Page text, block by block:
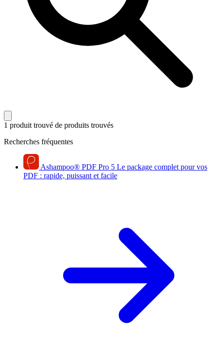
1 produit trouvé de produits trouvés
Recherches fréquentes
Ashampoo® PDF Pro 5 Le package complet pour vos
PDF : rapide, puissant et facile